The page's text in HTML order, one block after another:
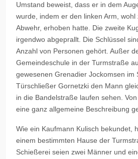
Umstand beweist, dass er in dem
wurde, indem er den linken Arm,
Abwehr, erhoben hatte. Die zweite
irgendwo abgeprallt. Die Schlüssel
Anzahl von Personen gehört. Außer
Gemeindeschule in der Turmstraße
gewesenen Grenadier Jockomsen im
Türschließer Gornetzki den Mann
in die Bandelstraße laufen sehen.
eine ganz allgemeine Beschreibung
Wie ein Kaufmann Kulisch bekundet,
einem bestimmten Hause der
Schießerei seien zwei Männer und